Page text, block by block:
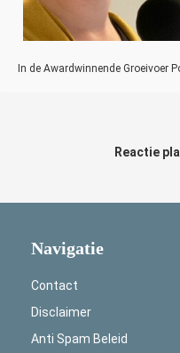
In de Awardwinnende Groeivoer
Reactie
Navigatie
Contact
Disclaimer
Anti Spam Beleid